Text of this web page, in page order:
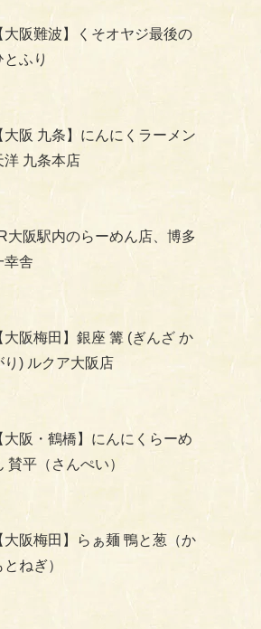
大阪難波】くそオヤジ最後の
とふり
大阪 九条】にんにくラーメン
洋 九条本店
大阪駅内のらーめん店、博多
幸舎
大阪梅田】銀座 篝 (ぎんざ か
り) ルクア大阪店
大阪・鶴橋】にんにくらーめ
賛平（さんぺい）
大阪梅田】らぁ麺 鴨と葱（か
とねぎ）